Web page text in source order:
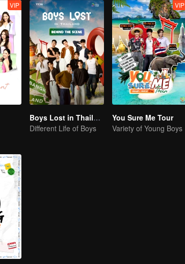
VIP
Boys Lost in Thailand·Behind the Scene
Different Life of Boys
VIP
You Sure Me Tour
Variety of Young Boys